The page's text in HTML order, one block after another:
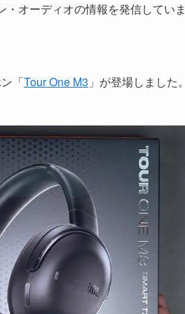
オーディオの情報を発信してい
「Tour One M3 」が登場しました。